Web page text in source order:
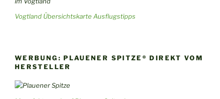
Vogtland Übersichtskarte Ausflugstipps
WERBUNG: PLAUENER SPITZE® DIREKT VOM
HERSTELLER